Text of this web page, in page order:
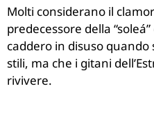
Molti considerano il
predecessore della
caddero in disuso
stili, ma che i gitani
rivivere.